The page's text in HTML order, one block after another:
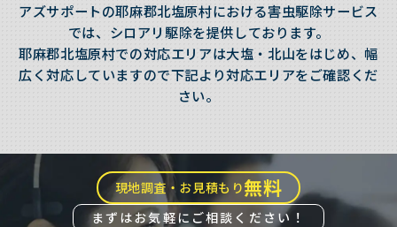
アズサポートの耶麻郡北塩原村における害虫駆除サービス
では、シロアリ駆除を提供しております。
耶麻郡北塩原村での対応エリアは大塩・北山をはじめ、幅
広く対応していますので下記より対応エリアをご確認くだ
さい。
現地調査・お見積もり無料
まずはお気軽にご相談ください！